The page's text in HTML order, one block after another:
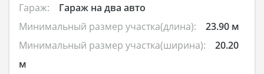
Гараж:
Гараж на два авто
Минимальный размер участка(длина):
23.90 м
Минимальный размер участка(ширина):
20.20
м